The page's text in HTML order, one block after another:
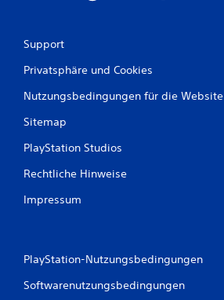
Support
Privatsphäre und Cookies
Nutzungsbedingungen für die Website
Sitemap
PlayStation Studios
Rechtliche Hinweise
Impressum
PlayStation-Nutzungsbedingungen
Softwarenutzungsbedingungen